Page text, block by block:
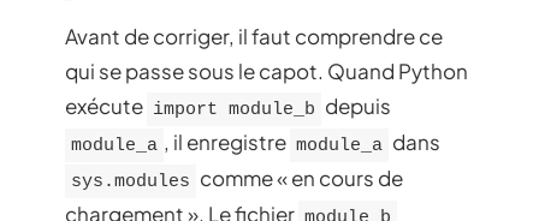
Avant de corriger, il faut comprendre ce
qui se passe sous le capot. Quand Python
exécute import module_b depuis
module_a , il enregistre module_a dans
sys.modules comme « en cours de
chargement ». Le fichier